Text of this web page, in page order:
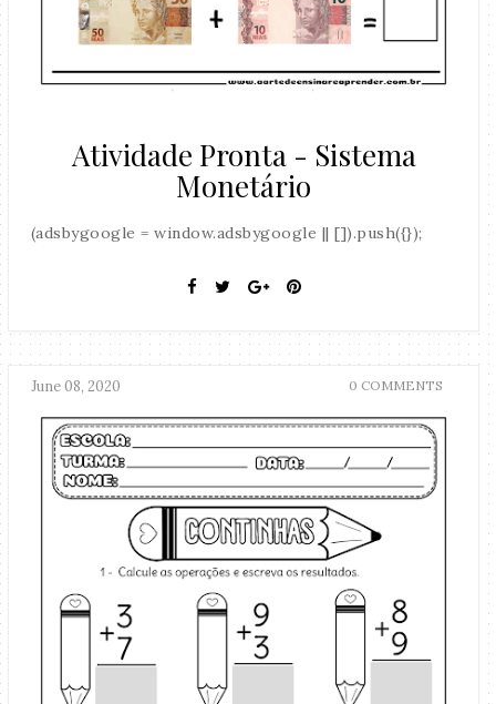
Atividade Pronta - Sistema
Monetário
(adsbygoogle = window.adsbygoogle || []).push({});
June 08, 2020 0 COMMENTS